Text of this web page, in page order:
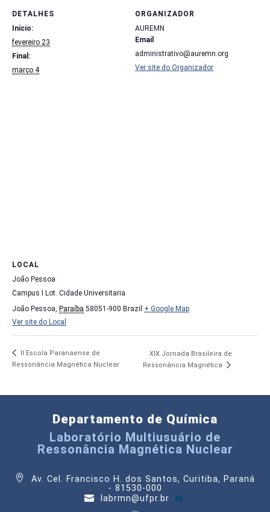
DETALHES
Início:
fevereiro 23
Final:
março 4
ORGANIZADOR
AUREMN
Email
administrativo@auremn.org
Ver site do Organizador
LOCAL
João Pessoa
Campus I Lot. Cidade Universitaria
João Pessoa, Paraíba 58051-900 Brazil + Google Map
Ver site do Local
II Escola Paranaense de
Ressonância Magnética Nuclear
XIX Jornada Brasileira de
Ressonância Magnética
Departamento de Química
Laboratório Multiusuário de
Ressonância Magnética Nuclear
Av. Cel. Francisco H. dos Santos, Curitiba, Paraná
- 81530-000
labrmn@ufpr.br